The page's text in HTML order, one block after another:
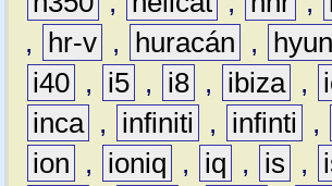
,
hr-v , huracán ,
i40 , i5 , i8 , ibiza ,
inca , infiniti , infinti ,
ion
, ioniq , iq , is ,